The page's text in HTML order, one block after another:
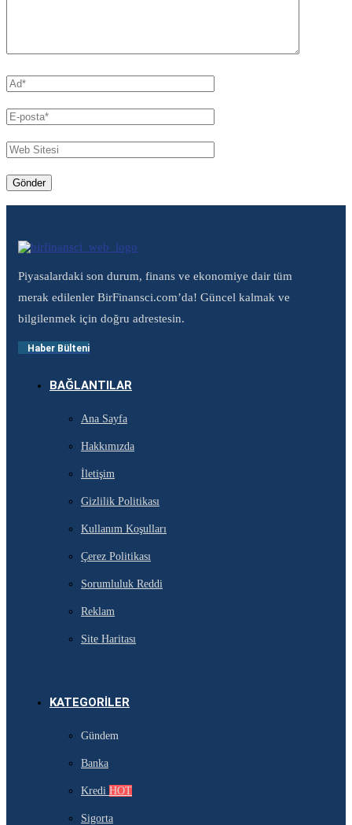
Piyasalardaki son durum, finans ve ekonomiye dair tüm
merak edilenler BirFinansci.com’da! Güncel kalmak ve
bilgilenmek için doğru adrestesin.
Haber Bülteni
BAĞLANTILAR
Ana Sayfa
Hakkımızda
İletişim
Gizlilik Politikası
Kullanım Koşulları
Çerez Politikası
Sorumluluk Reddi
Reklam
Site Haritası
KATEGORILER
Gündem
Banka
Kredi HOT
Sigorta